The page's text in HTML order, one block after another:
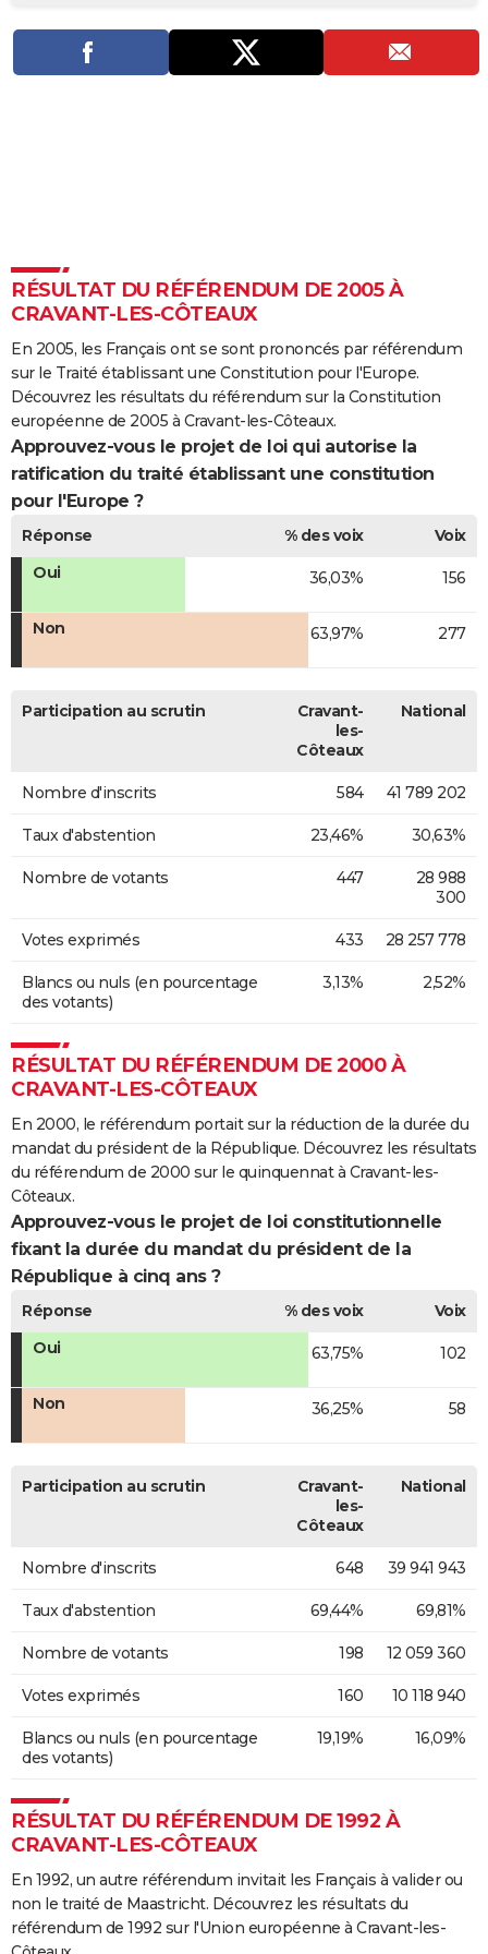
PHOTO
GUIDES D'ACHAT
COPAINS D'AVANT
FORUM
Bricolage
Lifestyle
Culture
Sport
Auto
Television
Voyage
Cinema
RÉSULTAT DU RÉFÉRENDUM DE 2005 À
CRAVANT-LES-CÔTEAUX
En 2005, les Français ont se sont prononcés par référendum
sur le Traité établissant une Constitution pour l'Europe.
Découvrez les résultats du référendum sur la Constitution
européenne de 2005 à Cravant-les-Côteaux.
Approuvez-vous le projet de loi qui autorise la
ratification du traité établissant une constitution
pour l'Europe ?
Réponse % des voix
Voix
Oui
36,03% 156
Non 63,97% 277
Participation au scrutin
Cravant-
les-
Côteaux
National
Nombre d'inscrits 584 41 789 202
Taux d'abstention 23,46% 30,63%
Nombre de votants 447
28 988
300
Votes exprimés 433 28 257 778
Blancs ou nuls (en pourcentage
des votants)
3,13% 2,52%
RÉSULTAT DU RÉFÉRENDUM DE 2000 À
CRAVANT-LES-CÔTEAUX
En 2000, le référendum portait sur la réduction de la durée du
mandat du président de la République. Découvrez les résultats
du référendum de 2000 sur le quinquennat à Cravant-les-
Côteaux.
Approuvez-vous le projet de loi constitutionnelle
fixant la durée du mandat du président de la
République à cinq ans ?
Réponse % des voix
Voix
Oui
63,75% 102
Non 36,25% 58
Participation au scrutin
Cravant-
les-
Côteaux
National
Nombre d'inscrits 648 39 941 943
Taux d'abstention 69,44% 69,81%
Nombre de votants 198 12 059 360
Votes exprimés 160 10 118 940
Blancs ou nuls (en pourcentage
des votants)
19,19% 16,09%
RÉSULTAT DU RÉFÉRENDUM DE 1992 À
CRAVANT-LES-CÔTEAUX
En 1992, un autre référendum invitait les Français à valider ou
non le traité de Maastricht. Découvrez les résultats du
référendum de 1992 sur l'Union européenne à Cravant-les-